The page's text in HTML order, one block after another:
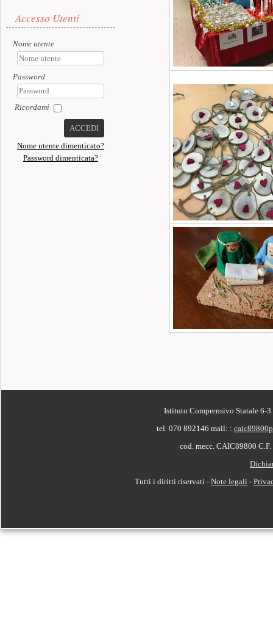
Accesso utente
Accesso Utenti
Nome utente
Password
Ricordami
ACCEDI
Nome utente dimenticato?
Password dimenticata?
Pubblicato: 17 Dicembre 2017
Sono esposti nella
È possibile